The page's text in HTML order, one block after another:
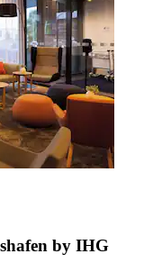
by IHG